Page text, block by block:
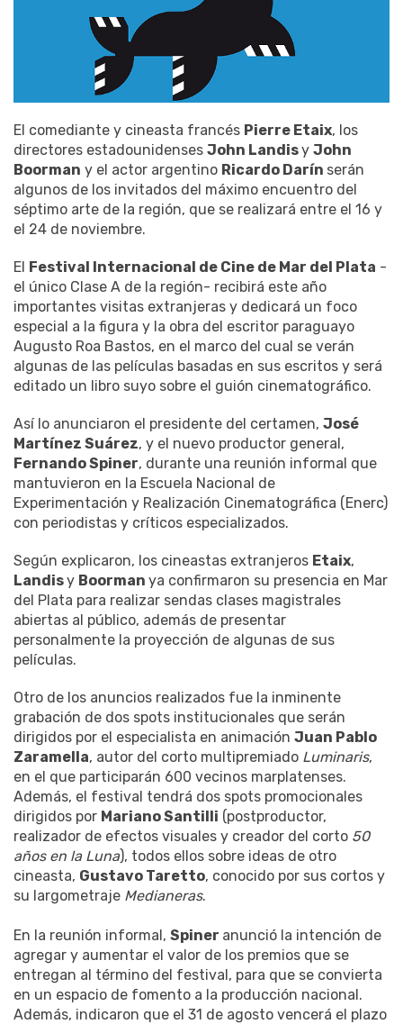
El comediante y cineasta francés Pierre Etaix, los
directores estadounidenses John Landisy John
Boorman y el actor argentino Ricardo Darín serán
algunos de los invitados del máximo encuentro del
séptimo arte de la región, que se realizará entre el 16 y
el 24 de noviembre.
El Festival Internacional de Cine de Mar del Plata -
el único Clase A de la región- recibirá este año
importantes visitas extranjeras y dedicará un foco
especial a la figura y la obra del escritor paraguayo
Augusto Roa Bastos, en el marco del cual se verán
algunas de las películas basadas en sus escritos y será
editado un libro suyo sobre el guión cinematográfico.
Así lo anunciaron el presidente del certamen, José
Martínez Suárez, y el nuevo productor general,
Fernando Spiner, durante una reunión informal que
mantuvieron en la Escuela Nacional de
Experimentación y Realización Cinematográfica (Enerc)
con periodistas y críticos especializados.
Según explicaron, los cineastas extranjeros Etaix,
Landisy Boorman ya confirmaron su presencia en Mar
del Plata para realizar sendas clases magistrales
abiertas al público, además de presentar
personalmente la proyección de algunas de sus
películas.
Otro de los anuncios realizados fue la inminente
grabación de dos spots institucionales que serán
dirigidos por el especialista en animación Juan Pablo
Zaramella, autor del corto multipremiado Luminaris,
en el que participarán 600 vecinos marplatenses.
Además, el festival tendrá dos spots promocionales
dirigidos por Mariano Santilli (postproductor,
realizador de efectos visuales y creador del corto 50
años en la Luna), todos ellos sobre ideas de otro
cineasta, Gustavo Taretto, conocido por sus cortos y
su largometraje Medianeras.
En la reunión informal, Spiner anunció la intención de
agregar y aumentar el valor de los premios que se
entregan al término del festival, para que se convierta
en un espacio de fomento a la producción nacional.
Además, indicaron que el 31 de agosto vencerá el plazo